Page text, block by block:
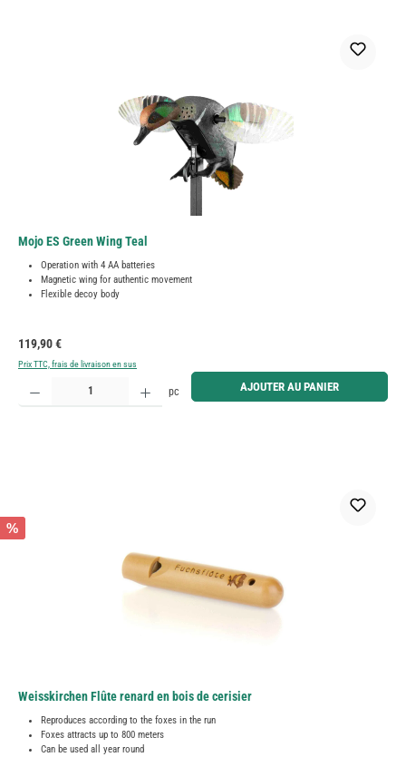
Mojo ES Green Wing Teal
Operation with 4 AA batteries
Magnetic wing for authentic movement
Flexible decoy body
Prix régulier :
119,90 €
Prix TTC, frais de livraison en sus
Quantité de produit : Entrez la quantité souhaitée ou utilisez les boutons pour augmenter ou
pc AJOUTER AU PANIER
%
Weisskirchen Flûte renard en bois de cerisier
Reproduces according to the foxes in the run
Foxes attracts up to 800 meters
Can be used all year round